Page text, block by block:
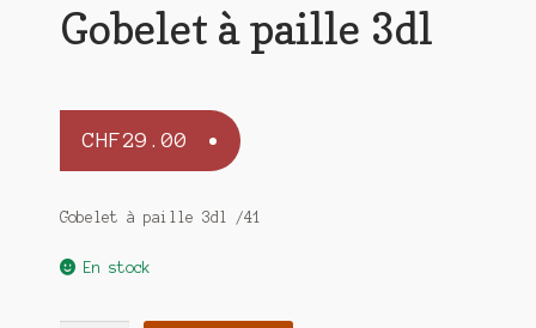
Gobelet à paille 3dl
CHF29.00
Gobelet à paille 3dl /41
En stock